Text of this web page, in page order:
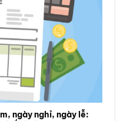
ngày nghỉ, ngày lễ: